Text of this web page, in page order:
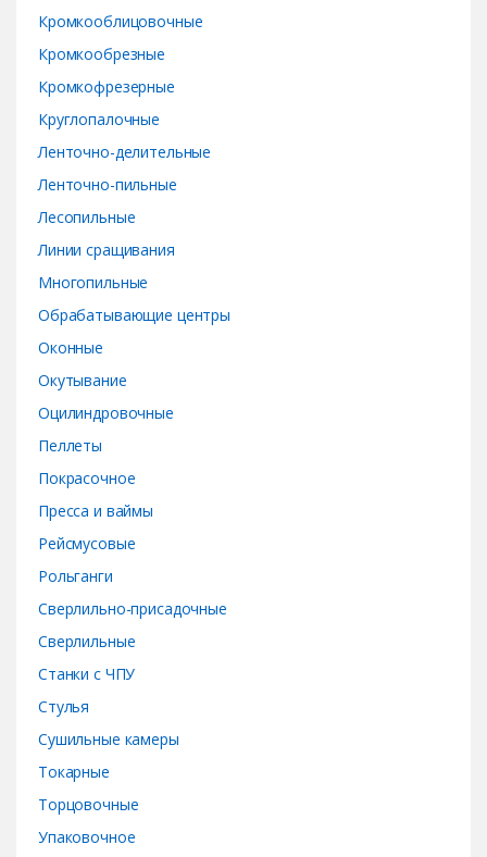
Кромкооблицовочные
Кромкообрезные
Кромкофрезерные
Круглопалочные
Ленточно-делительные
Ленточно-пильные
Лесопильные
Линии сращивания
Многопильные
Обрабатывающие центры
Оконные
Окутывание
Оцилиндровочные
Пеллеты
Покрасочное
Пресса и ваймы
Рейсмусовые
Рольганги
Сверлильно-присадочные
Сверлильные
Станки с ЧПУ
Стулья
Сушильные камеры
Токарные
Торцовочные
Упаковочное